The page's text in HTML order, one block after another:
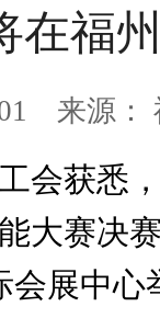
在福
来源：
获悉，
大赛决
展中心